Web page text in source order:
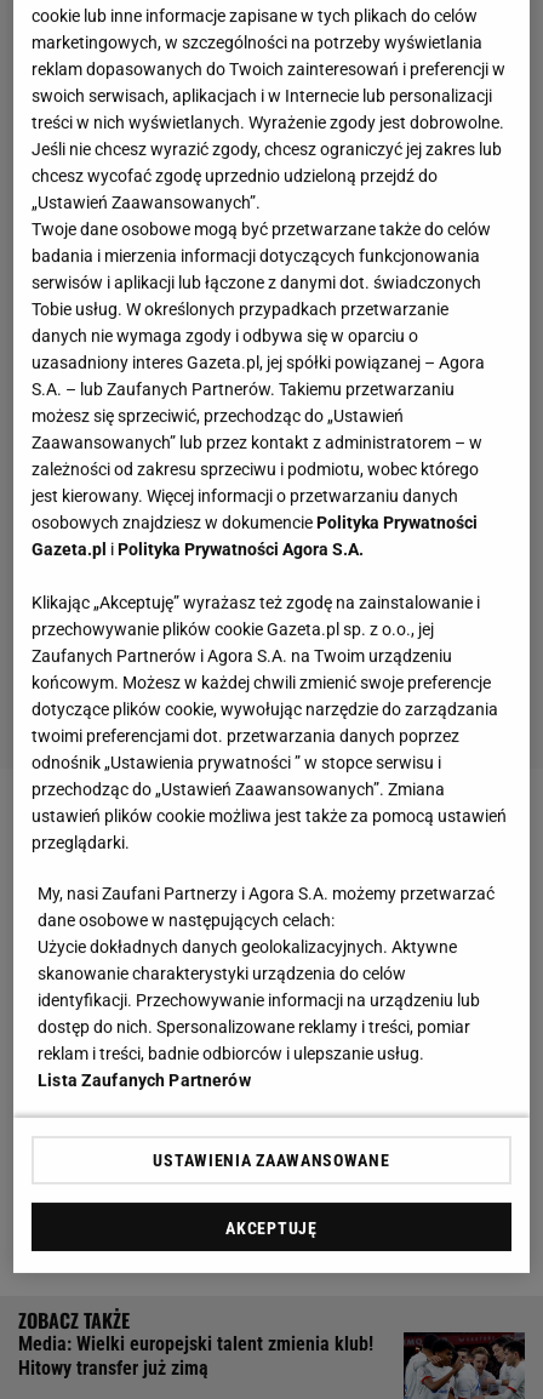
Zobacz wideoAleż słowa Bożydara Iwanowa o
reprezentacji Polski
FC Barcelona szuka następcy Xaviego. Joan
Laporta ma zdecydowanego faworyta
Z zespołem mistrzów Hiszpanii łączono już Mikela
Artetę czy Juergena Kloppa. Pierwszy z nich miałby
zdementował te doniesienia.Z kolei drugi
, że po odejściu zLiverpoolu
po zakończeniu sezonu) zrobi sobie przerwę i raczej
Media: Wielki europejski talent zmienia klub!
Hitowy transfer już zimą
cookie lub inne informacje zapisane w tych plikach do celów
marketingowych, w szczególności na potrzeby wyświetlania
reklam dopasowanych do Twoich zainteresowań i preferencji w
swoich serwisach, aplikacjach i w Internecie lub personalizacji
treści w nich wyświetlanych. Wyrażenie zgody jest dobrowolne.
Jeśli nie chcesz wyrazić zgody, chcesz ograniczyć jej zakres lub
chcesz wycofać zgodę uprzednio udzieloną przejdź do
„Ustawień Zaawansowanych”.
Twoje dane osobowe mogą być przetwarzane także do celów
badania i mierzenia informacji dotyczących funkcjonowania
serwisów i aplikacji lub łączone z danymi dot. świadczonych
Tobie usług. W określonych przypadkach przetwarzanie
danych nie wymaga zgody i odbywa się w oparciu o
uzasadniony interes Gazeta.pl, jej spółki powiązanej – Agora
S.A. – lub Zaufanych Partnerów. Takiemu przetwarzaniu
możesz się sprzeciwić, przechodząc do „Ustawień
Zaawansowanych” lub przez kontakt z administratorem – w
zależności od zakresu sprzeciwu i podmiotu, wobec którego
jest kierowany. Więcej informacji o przetwarzaniu danych
osobowych znajdziesz w dokumenciePolityka Prywatności
Gazeta.pl iPolityka Prywatności Agora S.A.
Klikając „Akceptuję” wyrażasz też zgodę na zainstalowanie i
przechowywanie plików cookie Gazeta.pl sp. z o.o., jej
Zaufanych Partnerów i Agora S.A. na Twoim urządzeniu
końcowym. Możesz w każdej chwili zmienić swoje preferencje
dotyczące plików cookie, wywołując narzędzie do zarządzania
twoimi preferencjami dot. przetwarzania danych poprzez
odnośnik „Ustawienia prywatności ” w stopce serwisu i
przechodząc do „Ustawień Zaawansowanych”. Zmiana
ustawień plików cookie możliwa jest także za pomocą ustawień
przeglądarki.
My, nasi Zaufani Partnerzy i Agora S.A. możemy przetwarzać
dane osobowe w następujących celach:
Użycie dokładnych danych geolokalizacyjnych. Aktywne
skanowanie charakterystyki urządzenia do celów
identyfikacji. Przechowywanie informacji na urządzeniu lub
dostęp do nich. Spersonalizowane reklamy i treści, pomiar
reklam i treści, badnie odbiorców i ulepszanie usług.
Lista Zaufanych Partnerów
USTAWIENIA ZAAWANSOWANE
AKCEPTUJĘ